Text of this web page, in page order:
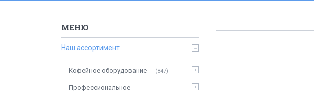
Наш ассортимент
Кофейное оборудование 847
Профессиональное